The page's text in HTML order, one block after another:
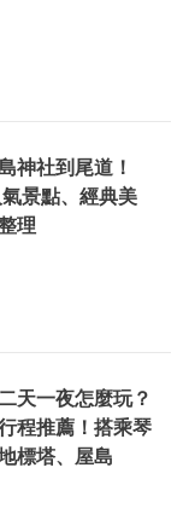
神社到尾道！
景點、經典美
理
天一夜怎麼玩？
程推薦！搭乘琴
標塔、屋島